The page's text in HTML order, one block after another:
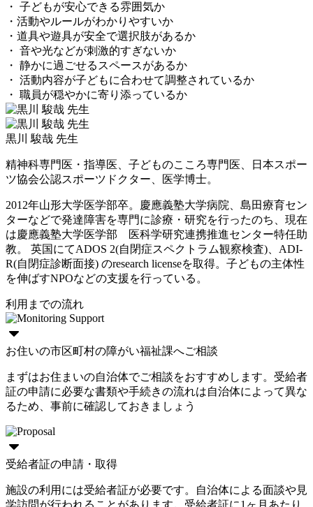
・ 子どもが安心できる雰囲気か
・活動やルールがわかりやすいか
・道具や遊具が安全で選択肢があるか
・ 音や光などが刺激的すぎないか
・ 静かに過ごせるスペースがあるか
・ 活動内容が子どもに合わせて調整されているか
・ 職員が穏やかに寄り添っているか
黒川 駿哉 先生
精神科専門医・指導医、子どものこころ専門医、日本スポー
ツ協会公認スポーツドクター、医学博士。
2012年山形大学医学部卒。慶應義塾大学病院、島田療育セン
ターなどで発達障害を専門に診療・研究を行ったのち、現在
は慶應義塾大学医学部 医科学研究連携推進センター特任助
教。 英国にてADOS 2(自閉症スペクトラム観察検査)、ADI-
R(自閉症診断面接) のresearch licenseを取得。子どもの主体性
を伸ばすNPOなどの支援を行っている。
利用までの流れ
お住いの市区町村の障がい福祉課へご相談
まずはお住まいの自治体でご相談をおすすめします。受給者
証の申請に必要な書類や手続きの流れは自治体によって異な
るため、事前に確認しておきましょう
受給者証の申請・取得
施設の利用には受給者証が必要です。自治体による面談や見